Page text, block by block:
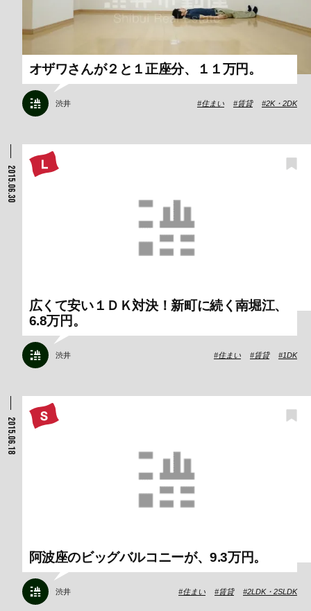
オザワさんが２と１正座分、１１万円。
渋井 住まい 賃貸 2K・2DK
2015.06.30
広くて安い１ＤＫ対決！新町に続く南堀江、
6.8万円。
渋井 住まい 賃貸 1DK
2015.06.18
阿波座のビッグバルコニーが、9.3万円。
渋井 住まい 賃貸 2LDK・2SLDK